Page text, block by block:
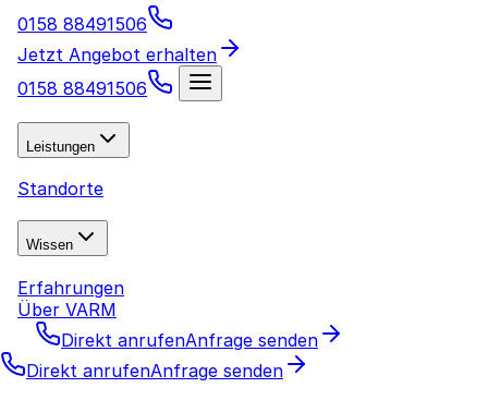
0158 88491506
Jetzt Angebot erhalten
0158 88491506
Leistungen
Standorte
Wissen
Erfahrungen
Über VARM
Direkt anrufenAnfrage senden
Direkt anrufenAnfrage senden